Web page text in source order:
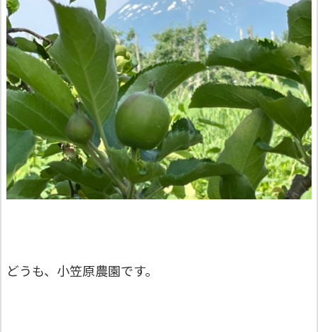
どうも、小笠原農園です。